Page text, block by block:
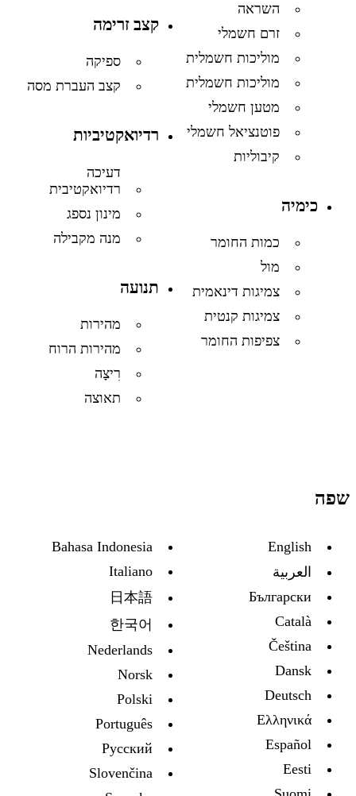
השראה
זרם חשמלי
מוליכות חשמלית
מוליכות חשמלית
מטען חשמלי
פוטנציאל חשמלי
קיבוליות
כימיה
כמות החומר
מול
צמיגות דינאמית
צמיגות קנטית
צפיפות החומר
קצב זרימה
ספיקה
קצב העברת מסה
רדיואקטיביות
דעיכה
רדיואקטיבית
מינון נספג
מנה מקבילה
תנועה
מהירות
מהירות הרוח
רִיצָה
תאוצה
שפה
English
العربية
Български
Català
Čeština
Dansk
Deutsch
Ελληνικά
Español
Eesti
Bahasa Indonesia
Italiano
日本語
한국어
Nederlands
Norsk
Polski
Português
Русский
Slovenčina